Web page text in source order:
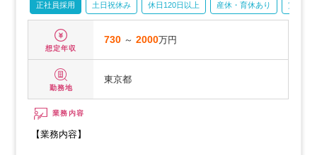
正社員採用 土日祝休み 休日120日以上 産休・育休あり 賞与あ
想定年収
730 ～2000万円
勤務地
東京都
業務内容
【業務内容】